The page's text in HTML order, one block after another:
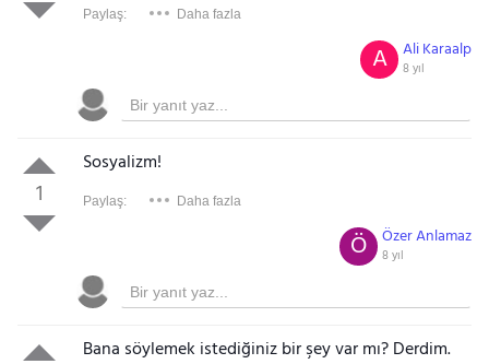
Paylaş: Daha fazla
Ali Karaalp
8 yıl
A
1
Sosyalizm!
Paylaş: Daha fazla
Özer Anlamaz
8 yıl
Ö
Bana söylemek istediğiniz bir şey var mı? Derdim.